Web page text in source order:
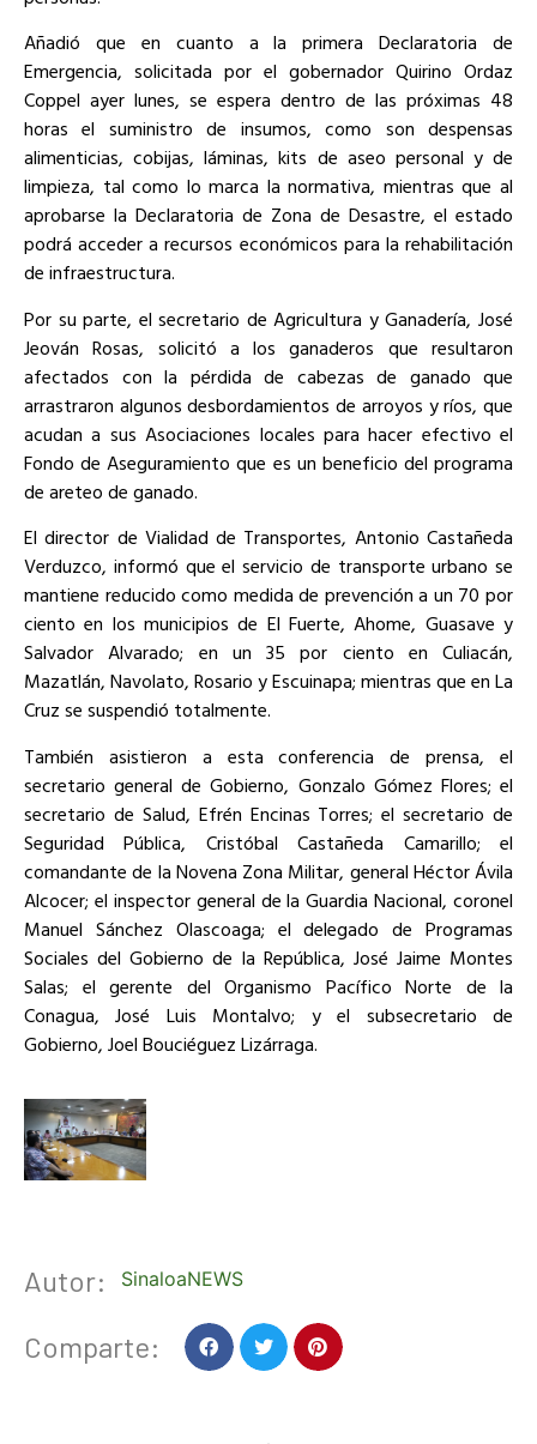
Añadió que en cuanto a la primera Declaratoria de
Emergencia, solicitada por el gobernador Quirino Ordaz
Coppel ayer lunes, se espera dentro de las próximas 48
horas el suministro de insumos, como son despensas
alimenticias, cobijas, láminas, kits de aseo personal y de
limpieza, tal como lo marca la normativa, mientras que al
aprobarse la Declaratoria de Zona de Desastre, el estado
podrá acceder a recursos económicos para la rehabilitación
de infraestructura.
Por su parte, el secretario de Agricultura y Ganadería, José
Jeován Rosas, solicitó a los ganaderos que resultaron
afectados con la pérdida de cabezas de ganado que
arrastraron algunos desbordamientos de arroyos y ríos, que
acudan a sus Asociaciones locales para hacer efectivo el
Fondo de Aseguramiento que es un beneficio del programa
de areteo de ganado.
El director de Vialidad de Transportes, Antonio Castañeda
Verduzco, informó que el servicio de transporte urbano se
mantiene reducido como medida de prevención a un 70 por
ciento en los municipios de El Fuerte, Ahome, Guasave y
Salvador Alvarado; en un 35 por ciento en Culiacán,
Mazatlán, Navolato, Rosario y Escuinapa; mientras que en La
Cruz se suspendió totalmente.
También asistieron a esta conferencia de prensa, el
secretario general de Gobierno, Gonzalo Gómez Flores; el
secretario de Salud, Efrén Encinas Torres; el secretario de
Seguridad Pública, Cristóbal Castañeda Camarillo; el
comandante de la Novena Zona Militar, general Héctor Ávila
Alcocer; el inspector general de la Guardia Nacional, coronel
Manuel Sánchez Olascoaga; el delegado de Programas
Sociales del Gobierno de la República, José Jaime Montes
Salas; el gerente del Organismo Pacífico Norte de la
Conagua, José Luis Montalvo; y el subsecretario de
Gobierno, Joel Bouciéguez Lizárraga.
Autor: SinaloaNEWS
Comparte: